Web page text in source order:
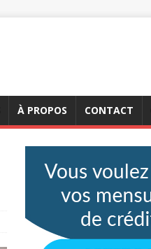
À PROPOS CONTACT